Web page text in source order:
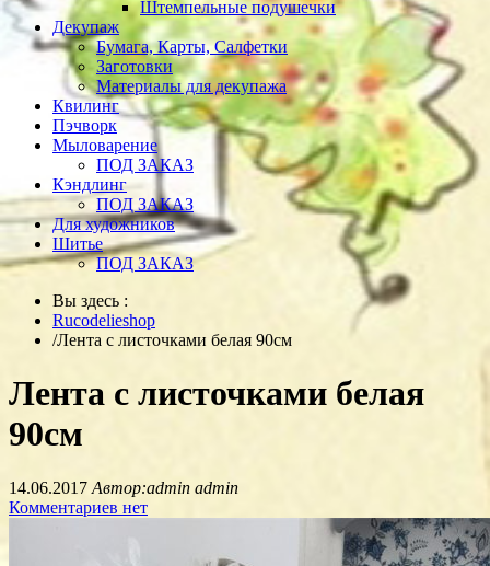
Штемпельные подушечки
Декупаж
Бумага, Карты, Салфетки
Заготовки
Материалы для декупажа
Квилинг
Пэчворк
Мыловарение
ПОД ЗАКАЗ
Кэндлинг
ПОД ЗАКАЗ
Для художников
Шитье
ПОД ЗАКАЗ
Вы здесь :
Rucodelieshop
/Лента с листочками белая 90см
Лента с листочками белая
90см
14.06.2017 Автор:admin admin
Комментариев нет